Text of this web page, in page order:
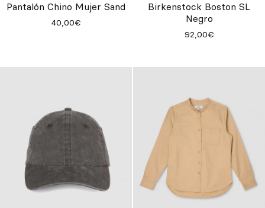
Pantalón Chino Mujer Sand
40,00€
Birkenstock Boston SL
Negro
92,00€